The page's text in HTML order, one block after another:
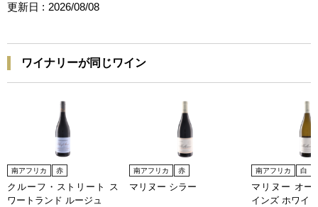
更新日 : 2026/08/08
ワイナリーが同じワイン
南アフリカ 赤
クルーフ・ストリート ス
ワートランド ルージュ
南アフリカ 赤
マリヌー シラー
南アフリカ 白
マリヌー オー
インズ ホワイト